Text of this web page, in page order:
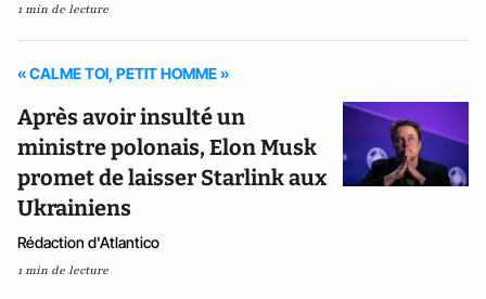
1 min de lecture
« CALME TOI, PETIT HOMME »
Après avoir insulté un
ministre polonais, Elon Musk
promet de laisser Starlink aux
Ukrainiens
Rédaction d'Atlantico
1 min de lecture